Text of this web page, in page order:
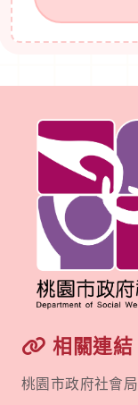
相關連結
桃園市政府社會局